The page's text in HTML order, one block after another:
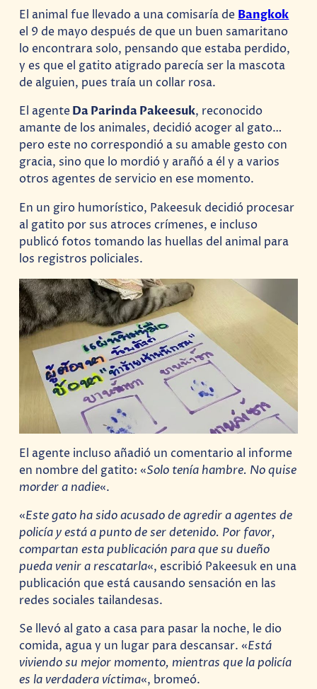
El animal fue llevado a una comisaría de Bangkok
el 9 de mayo después de que un buen samaritano
lo encontrara solo, pensando que estaba perdido,
y es que el gatito atigrado parecía ser la mascota
de alguien, pues traía un collar rosa.
El agenteDa Parinda Pakeesuk, reconocido
amante de los animales, decidió acoger al gato…
pero este no correspondió a su amable gesto con
gracia, sino que lo mordió y arañó a él y a varios
otros agentes de servicio en ese momento.
En un giro humorístico, Pakeesuk decidió procesar
al gatito por sus atroces crímenes, e incluso
publicó fotos tomando las huellas del animal para
los registros policiales.
El agente incluso añadió un comentario al informe
en nombre del gatito: «Solo tenía hambre. No quise
morder a nadie«.
«Este gato ha sido acusado de agredir a agentes de
policía y está a punto de ser detenido. Por favor,
compartan esta publicación para que su dueño
pueda venir a rescatarla«, escribió Pakeesuk en una
publicación que está causando sensación en las
redes sociales tailandesas.
Se llevó al gato a casa para pasar la noche, le dio
comida, agua y un lugar para descansar. «Está
viviendo su mejor momento, mientras que la policía
es la verdadera víctima«, bromeó.